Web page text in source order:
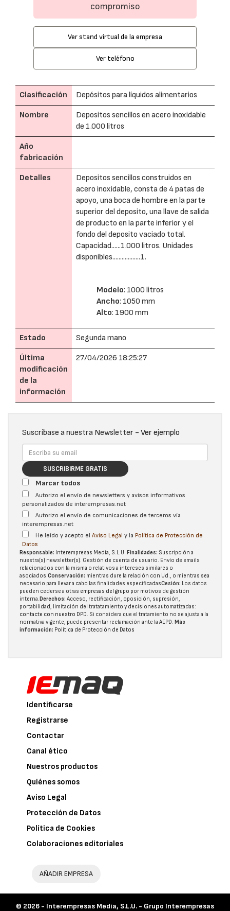
compromiso
Ver stand virtual de la empresa
Ver teléfono
Clasificación Depósitos para líquidos alimentarios
Nombre
Depositos sencillos en acero inoxidable
de 1.000 litros
Año
fabricación
Detalles
Depositos sencillos construidos en
acero inoxidable, consta de 4 patas de
apoyo, una boca de hombre en la parte
superior del deposito, una llave de salida
de producto en la parte inferior y el
fondo del deposito vaciado total.
Capacidad......1.000 litros. Unidades
disponibles..................1.
Modelo: 1000 litros
Ancho: 1050 mm
Alto: 1900 mm
Estado Segunda mano
Última
modificación
de la
información
27/04/2026 18:25:27
Suscríbase a nuestra Newsletter - Ver ejemplo
SUSCRIBIRME GRATIS
Marcar todos
Autorizo el envío de newsletters y avisos informativos
personalizados de interempresas.net
Autorizo el envío de comunicaciones de terceros vía
interempresas.net
He leído y acepto el Aviso Legal y la Política de Protección de
Datos
Responsable: Interempresas Media, S.L.U. Finalidades: Suscripción a
nuestra(s) newsletter(s). Gestión de cuenta de usuario. Envío de emails
relacionados con la misma o relativos a intereses similares o
asociados.Conservación: mientras dure la relación con Ud., o mientras sea
necesario para llevar a cabo las finalidades especificadasCesión: Los datos
pueden cederse a otras empresas del grupo por motivos de gestión
interna.Derechos: Acceso, rectificación, oposición, supresión,
portabilidad, limitación del tratatamiento y decisiones automatizadas:
contacte con nuestro DPD. Si considera que el tratamiento no se ajusta a la
normativa vigente, puede presentar reclamación ante la AEPD. Más
información: Política de Protección de Datos
Identificarse
Registrarse
Contactar
Canal ético
Nuestros productos
Quiénes somos
Aviso Legal
Protección de Datos
Política de Cookies
Colaboraciones editoriales
AÑADIR EMPRESA
© 2026 - Interempresas Media, S.L.U. - Grupo Interempresas